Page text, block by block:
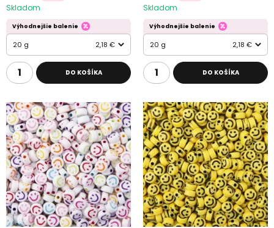
Skladom
Výhodnejšie balenie
20 g 2,18 €
DO KOŠÍKA
Skladom
Výhodnejšie balenie
20 g 2,18 €
DO KOŠÍKA